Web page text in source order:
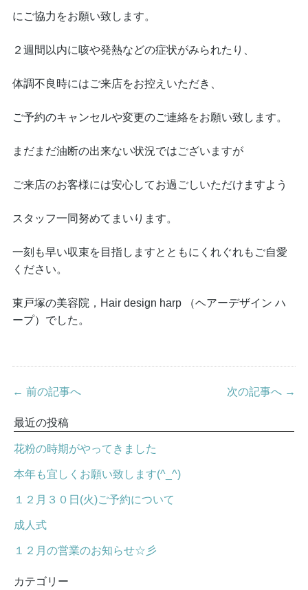
にご協力をお願い致します。
２週間以内に咳や発熱などの症状がみられたり、
体調不良時にはご来店をお控えいただき、
ご予約のキャンセルや変更のご連絡をお願い致します。
まだまだ油断の出来ない状況ではございますが
ご来店のお客様には安心してお過ごしいただけますよう
スタッフ一同努めてまいります。
一刻も早い収束を目指しますとともにくれぐれもご自愛
ください。
東戸塚の美容院，Hair design harp （ヘアーデザイン ハ
ープ）でした。
← 前の記事へ 次の記事へ →
最近の投稿
花粉の時期がやってきました
本年も宜しくお願い致します(^_^)
１２月３０日(火)ご予約について
成人式
１２月の営業のお知らせ☆彡
カテゴリー